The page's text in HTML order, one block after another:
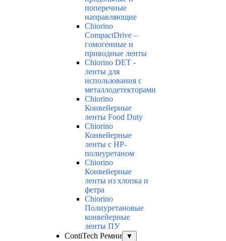
поперечные
направляющие
Chiorino
CompactDrive –
гомогенные и
приводные ленты
Chiorino DET -
ленты для
использования с
металлодетекторами
Chiorino
Конвейерные
ленты Food Duty
Chiorino
Конвейерные
ленты с НР-
полиуретаном
Chiorino
Конвейерные
ленты из хлопка и
фетра
Chiorino
Полиуретановые
конвейерные
ленты ПУ
ContiTech Ремни
▼